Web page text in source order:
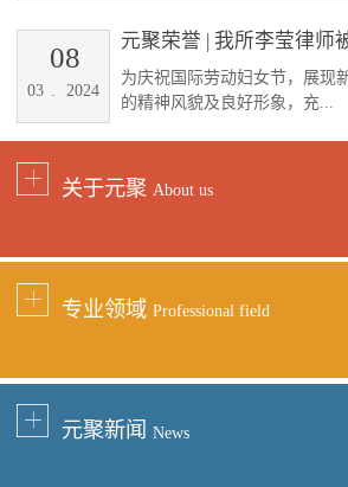
元聚荣誉 | 我所李莹律师
为庆祝国际劳动妇女节，展现
的精神风貌及良好形象，充...
03 2024
08
关于元聚 About us
专业领域 Professional field
元聚新闻 News